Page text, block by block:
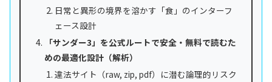
日常と異形の境界を溶かす「食」のインターフ
ェース設計
「サンダー3」を公式ルートで安全・無料で読むた
めの最適化設計（解析）
違法サイト（raw, zip, pdf）に潜む論理的リスク